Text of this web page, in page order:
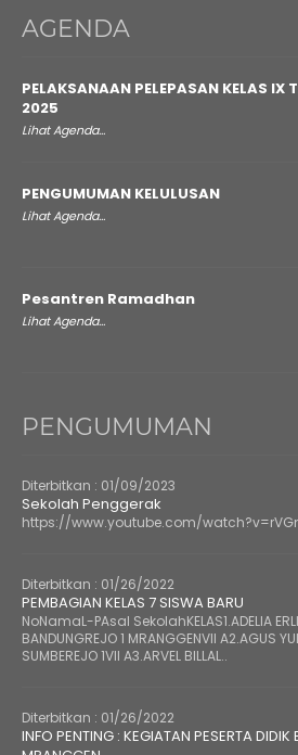
AGENDA
PELAKSANAAN PELEPASAN KELAS IX
2025
Lihat Agenda...
PENGUMUMAN KELULUSAN
Lihat Agenda...
Pesantren Ramadhan
Lihat Agenda...
PENGUMUMAN
Diterbitkan : 01/09/2023
Sekolah Penggerak
https://www.youtube.com/
Diterbitkan : 01/26/2022
PEMBAGIAN KELAS 7 SISWA BARU
NoNamaL-PAsal SekolahKELAS1.ADELIA
BANDUNGREJO 1 MRANGGENVII A2.AGUS
SUMBEREJO 1VII A3.ARVEL BILLAL..
Diterbitkan : 01/26/2022
INFO PENTING : KEGIATAN PESERTA